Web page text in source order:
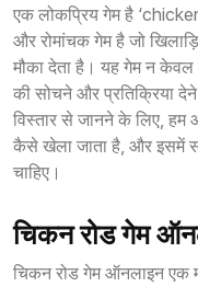
एक लोकप्रिय गेम है ‘
और रोमांचक गेम है जो
मौका देता है। यह गेम न केवल
की सोचने और प्रतिक्रिया
विस्तार से जानने के लिए,
कैसे खेला जाता है, और इसमें
चाहिए।
चिकन रोड गेम
चिकन रोड गेम ऑनलाइन एक